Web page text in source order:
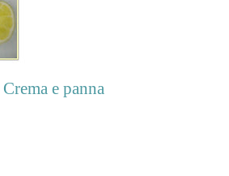
Crema e panna